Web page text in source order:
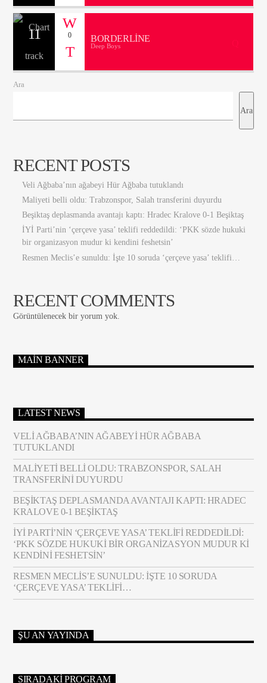
11 0 BORDERLINE
Deep Boys
Ara
Ara
RECENT POSTS
Veli Ağbaba’nın ağabeyi Hür Ağbaba tutuklandı
Maliyeti belli oldu: Trabzonspor, Salah transferini duyurdu
Beşiktaş deplasmanda avantajı kaptı: Hradec Kralove 0-1 Beşiktaş
İYİ Parti’nin ‘çerçeve yasa’ teklifi reddedildi: ‘PKK sözde hukuki
bir organizasyon mudur ki kendini feshetsin’
Resmen Meclis’e sunuldu: İşte 10 soruda ‘çerçeve yasa’ teklifi…
RECENT COMMENTS
Görüntülenecek bir yorum yok.
MAIN BANNER
LATEST NEWS
VELI AĞBABA’NIN AĞABEYI HÜR AĞBABA
TUTUKLANDI
MALIYETI BELLI OLDU: TRABZONSPOR, SALAH
TRANSFERINI DUYURDU
BEŞIKTAŞ DEPLASMANDA AVANTAJI KAPTI: HRADEC
KRALOVE 0-1 BEŞIKTAŞ
İYİ PARTI’NIN ‘ÇERÇEVE YASA’ TEKLIFI REDDEDILDI:
‘PKK SÖZDE HUKUKI BIR ORGANIZASYON MUDUR KI
KENDINI FESHETSIN’
RESMEN MECLIS’E SUNULDU: İŞTE 10 SORUDA
‘ÇERÇEVE YASA’ TEKLIFI…
ŞU AN YAYINDA
SIRADAKI PROGRAM